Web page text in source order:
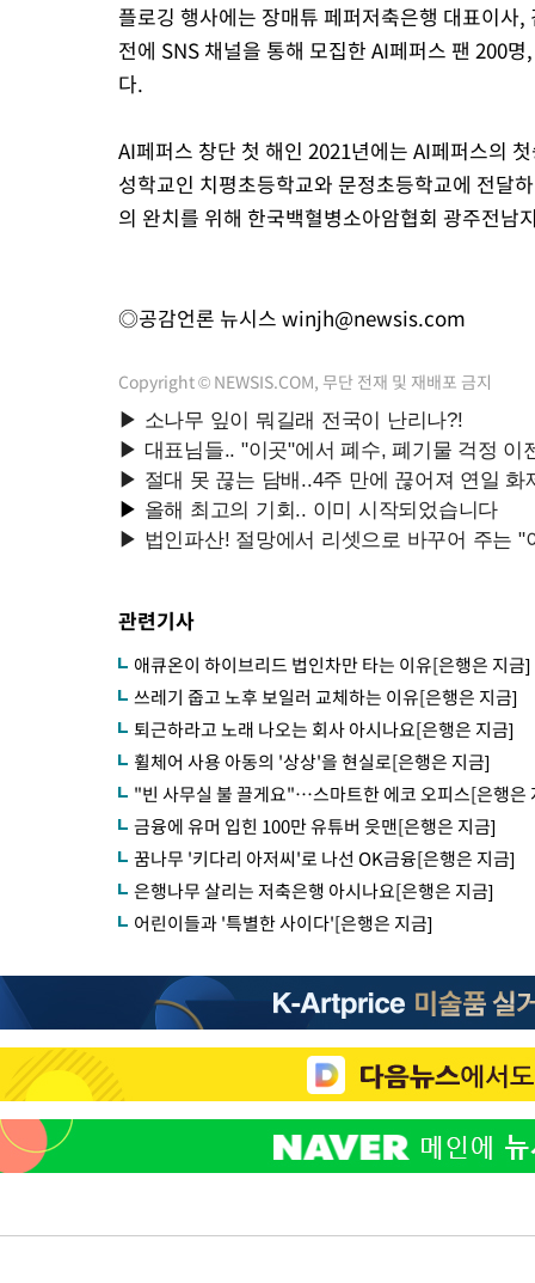
플로깅 행사에는 장매튜 페퍼저축은행 대표이사
전에 SNS 채널을 통해 모집한 AI페퍼스 팬 200
다.
AI페퍼스 창단 첫 해인 2021년에는 AI페퍼스의
성학교인 치평초등학교와 문정초등학교에 전달
의 완치를 위해 한국백혈병소아암협회 광주전남
◎공감언론 뉴시스 winjh@newsis.com
Copyright © NEWSIS.COM, 무단 전재 및 재배포 금지
관련기사
애큐온이 하이브리드 법인차만 타는 이유[은행은 지금]
쓰레기 줍고 노후 보일러 교체하는 이유[은행은 지금]
퇴근하라고 노래 나오는 회사 아시나요[은행은 지금]
휠체어 사용 아동의 '상상'을 현실로[은행은 지금]
"빈 사무실 불 끌게요"…스마트한 에코 오피스[은행은
금융에 유머 입힌 100만 유튜버 읏맨[은행은 지금]
꿈나무 '키다리 아저씨'로 나선 OK금융[은행은 지금]
은행나무 살리는 저축은행 아시나요[은행은 지금]
어린이들과 '특별한 사이다'[은행은 지금]